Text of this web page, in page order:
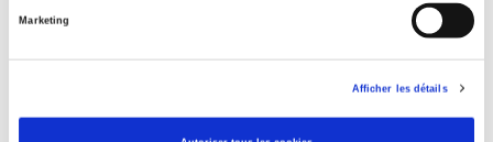
Marketing
Afficher les détails
00352969
French